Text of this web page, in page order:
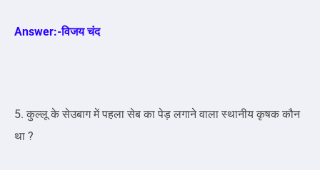
Answer:-विजय चंद
5. कुल्लू के सेउबाग में पहला सेब का पेड़ लगाने वाला स्थानीय कृषक कौन
था ?